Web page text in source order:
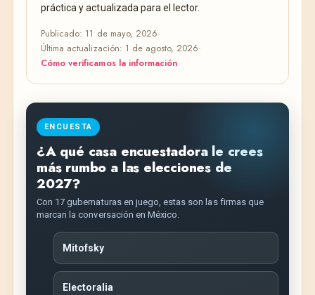
práctica y actualizada para el lector.
Publicado: 11 de mayo, 2026·
Última actualización: 1 de agosto, 2026·
Cómo verificamos la información
ENCUESTA
¿A qué casa encuestadora le crees
más rumbo a las elecciones de
2027?
Con 17 gubernaturas en juego, estas son las firmas que
marcan la conversación en México.
Mitofsky
Electoralia